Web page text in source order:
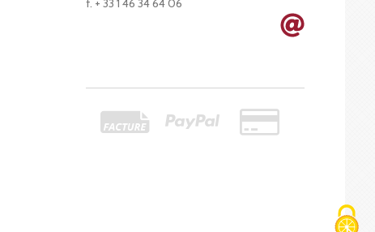
f. + 33 1 46 34 64 06